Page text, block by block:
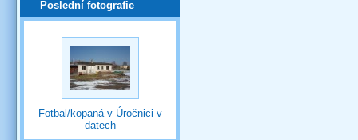
Poslední fotografie
Fotbal/kopaná v Úročnici v
datech